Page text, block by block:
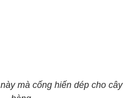
mà cống hiến dép cho cây